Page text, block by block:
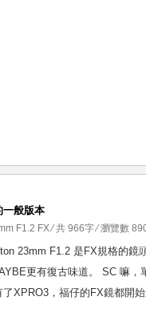
般版本
F1.2 FX⁄ 共 966字 ⁄ 瀏覽數
23mm F1.2 是FX規格的鏡
更有復古味道。 SC 嘛
XPRO3，福仔的FX鏡都開